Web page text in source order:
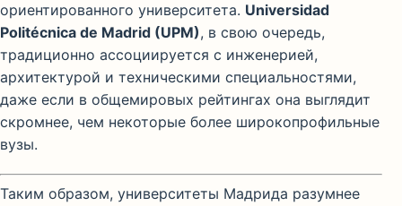
ориентированного университета. Universidad
Politécnica de Madrid (UPM), в свою очередь,
традиционно ассоциируется с инженерией,
архитектурой и техническими специальностями,
даже если в общемировых рейтингах она выглядит
скромнее, чем некоторые более широкопрофильные
вузы.
Таким образом, университеты Мадрида разумнее